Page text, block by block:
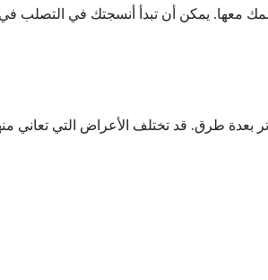
يمكن أن تبدأ أنسجتك في التصلب في
بعدة طرق. قد تختلف الأعراض التي تعاني